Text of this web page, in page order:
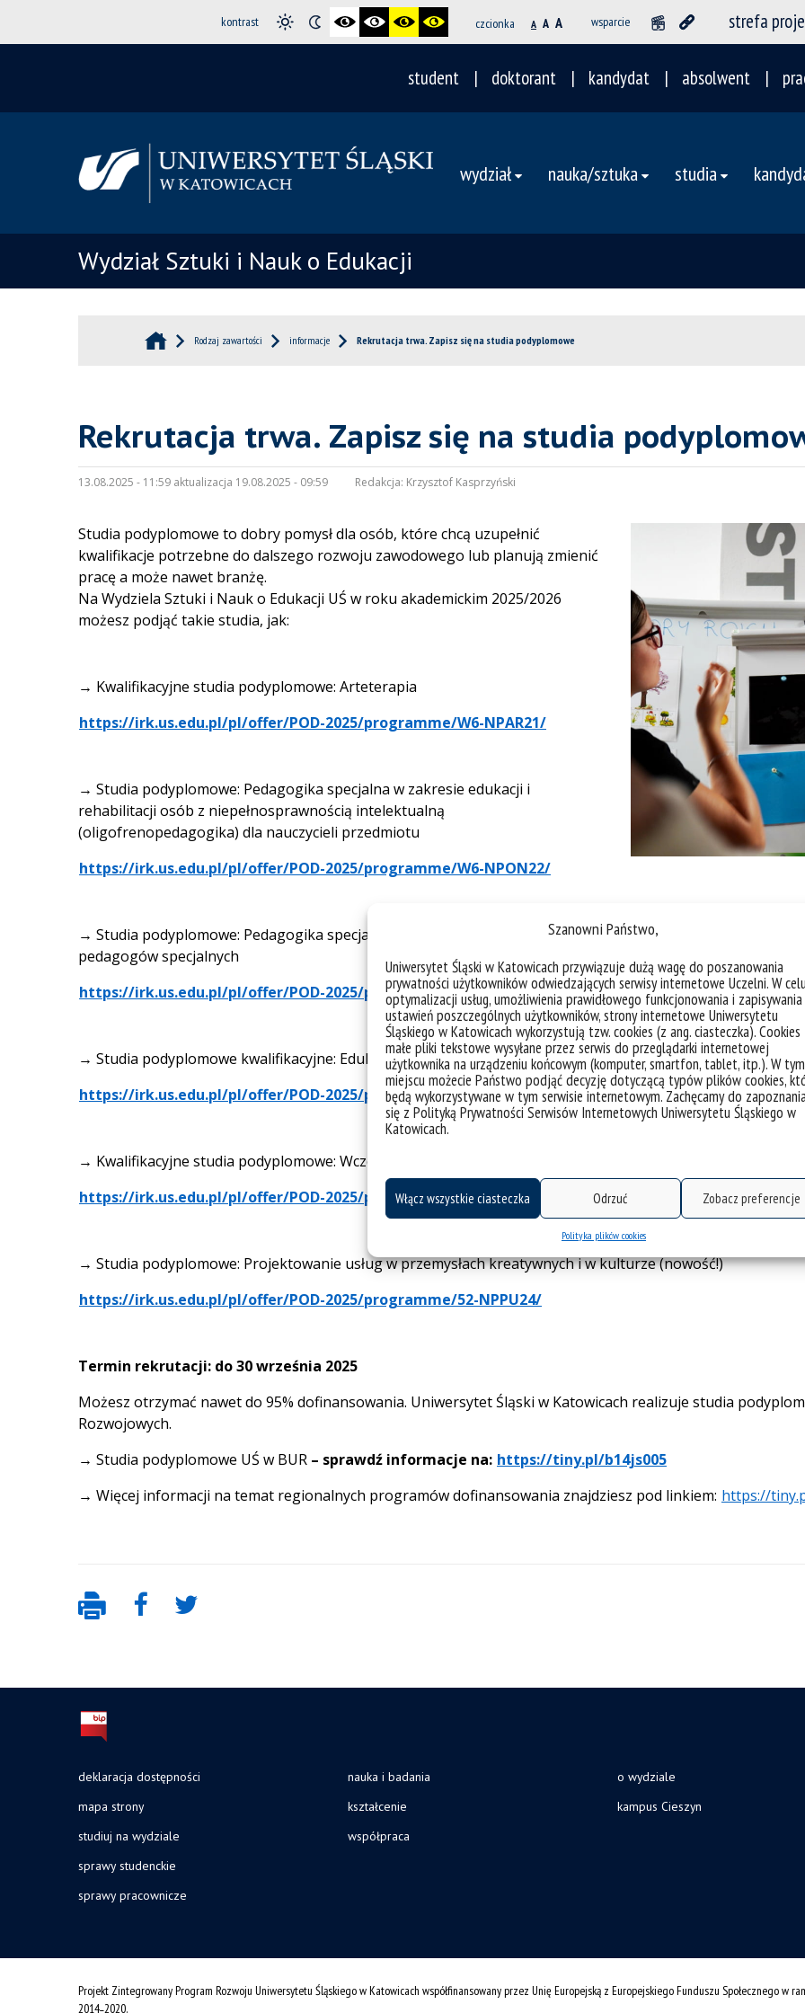
Szanowni Państwo,
Uniwersytet Śląski w Katowicach przywiązuje dużą wagę do poszanowania
prywatności użytkowników odwiedzających serwisy internetowe Uczelni. W
optymalizacji usług, umożliwienia prawidłowego funkcjonowania i zapisywania
ustawień poszczególnych użytkowników, strony internetowe Uniwersytetu
Śląskiego w Katowicach wykorzystują tzw. cookies (z ang. ciasteczka).
małe pliki tekstowe wysyłane przez serwis do przeglądarki internetowej
użytkownika na urządzeniu końcowym (komputer, smartfon, tablet, itp.). W tym
miejscu możecie Państwo podjąć decyzję dotyczącą typów plików cookies,
będą wykorzystywane w tym serwisie internetowym. Zachęcamy do
się z Polityką Prywatności Serwisów Internetowych Uniwersytetu Śląskiego w
Katowicach.
Włącz wszystkie ciasteczka Odrzuć Zobacz preferencje
Polityka plików cookies
kontrast czcionka A A A wsparcie strefa
student doktorant kandydat absolwent
wydział nauka/sztuka studia
Wydział Sztuki i Nauk o Edukacji
Rodzaj zawartości informacje Rekrutacja trwa. Zapisz się na studia podyplomowe
Rekrutacja trwa. Zapisz się na studia
13.08.2025 - 11:59 aktualizacja 19.08.2025 - 09:59 Redakcja: Krzysztof Kasprzyński
Studia podyplomowe to dobry pomysł dla osób, które chcą uzupełnić
kwalifikacje potrzebne do dalszego rozwoju zawodowego lub planują zmienić
pracę a może nawet branżę.
Na Wydziela Sztuki i Nauk o Edukacji UŚ w roku akademickim 2025/2026
możesz podjąć takie studia, jak:
→ Kwalifikacyjne studia podyplomowe: Arteterapia
https://irk.us.edu.pl/pl/offer/POD-2025/programme/W6-NPAR21/
→ Studia podyplomowe: Pedagogika specjalna w zakresie edukacji i
rehabilitacji osób z niepełnosprawnością intelektualną
(oligofrenopedagogika) dla nauczycieli przedmiotu
https://irk.us.edu.pl/pl/offer/POD-2025/programme/W6-NPON22/
→ Studia podyplomowe: Pedagogika specjalna w zakresie edukacji i rehabilitacji osób z
pedagogów specjalnych
https://irk.us.edu.pl/pl/offer/POD-2025/programme/W6-NPOP22/
→ Studia podyplomowe kwalifikacyjne: Edukacja i rehabilitacja osób z zaburzeniami ze spektrum autyzmu
https://irk.us.edu.pl/pl/offer/POD-2025/programme/W6-NPEO22/
→ Kwalifikacyjne studia podyplomowe: Wczesne wspomaganie rozwoju dziecka i wsparcia rodziny
https://irk.us.edu.pl/pl/offer/POD-2025/programme/52-NPWW25/
→ Studia podyplomowe: Projektowanie usług w przemysłach kreatywnych i w kulturze (nowość!)
https://irk.us.edu.pl/pl/offer/POD-2025/programme/52-NPPU24/
Termin rekrutacji: do 30 września 2025
Możesz otrzymać nawet do 95% dofinansowania. Uniwersytet Śląski w Katowicach realizuje studia
Rozwojowych.
→ Studia podyplomowe UŚ w BUR – sprawdź informacje na: https://tiny.pl/b14js005
→ Więcej informacji na temat regionalnych programów dofinansowania znajdziesz pod linkiem: https://
deklaracja dostępności
mapa strony
studiuj na wydziale
sprawy studenckie
sprawy pracownicze
nauka i badania
kształcenie
współpraca
o wydziale
kampus Cieszyn
Projekt Zintegrowany Program Rozwoju Uniwersytetu Śląskiego w Katowicach współfinansowany przez Unię Europejską z Europejskiego Funduszu Społecznego w
2014˗2020.